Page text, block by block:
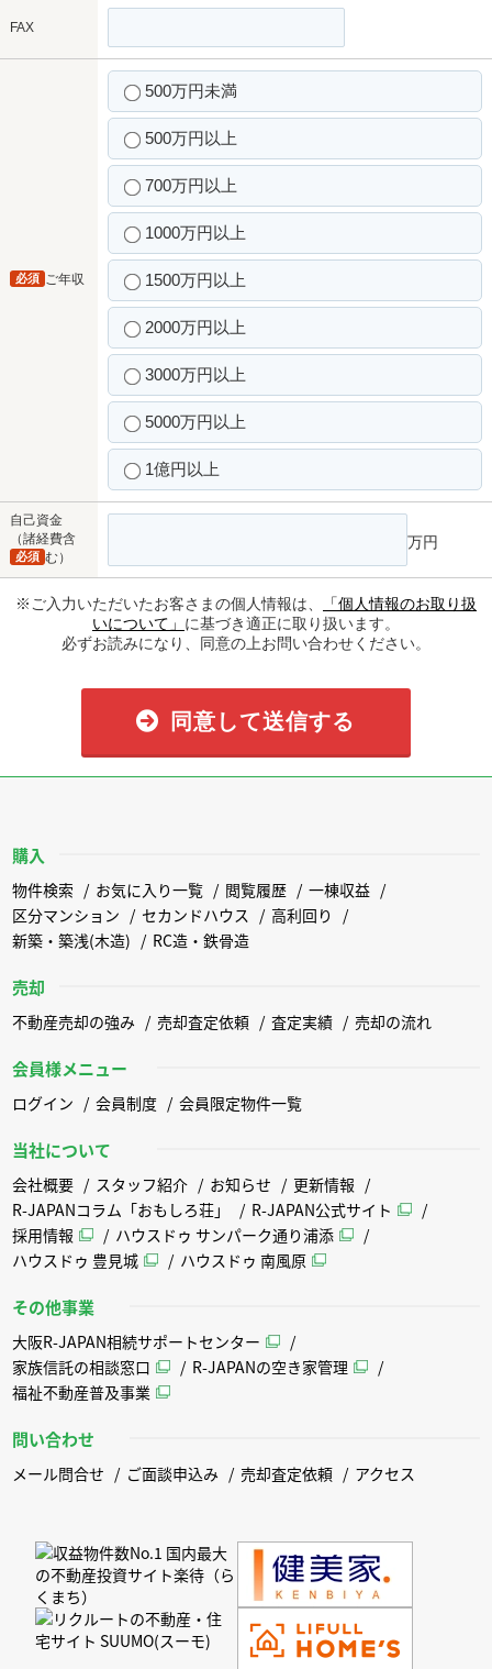
FAX
ご年収
必須
500万円未満
500万円以上
700万円以上
1000万円以上
1500万円以上
2000万円以上
3000万円以上
5000万円以上
1億円以上
自己資金
（諸経費含
む）
必須
万円
※ご入力いただいたお客さまの個人情報は、
「個人情報のお取り扱
いについて」 に基づき適正に取り扱います。
必ずお読みになり、同意の上お問い合わせください。
同意して送信する
購入
物件検索 お気に入り一覧 閲覧履歴
一棟収益
区分マンション
セカンドハウス
高利回り
新築・築浅(木造)
RC造・鉄骨造
売却
不動産売却の強み 売却査定依頼 査定実績 売却の流れ
会員様メニュー
ログイン 会員制度 会員限定物件一覧
当社について
会社概要 スタッフ紹介 お知らせ
更新情報
R-JAPANコラム「おもしろ荘」
R-JAPAN公式サイト
採用情報
ハウスドゥ サンパーク通り浦添
ハウスドゥ 豊見城
ハウスドゥ 南風原
その他事業
大阪R-JAPAN相続サポートセンター
家族信託の相談窓口
R-JAPANの空き家管理
福祉不動産普及事業
問い合わせ
メール問合せ ご面談申込み 売却査定依頼 アクセス